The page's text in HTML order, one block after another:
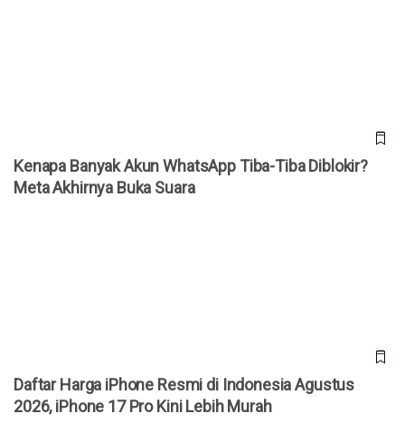
Kenapa Banyak Akun WhatsApp Tiba-Tiba Diblokir?
Meta Akhirnya Buka Suara
Daftar Harga iPhone Resmi di Indonesia Agustus
2026, iPhone 17 Pro Kini Lebih Murah